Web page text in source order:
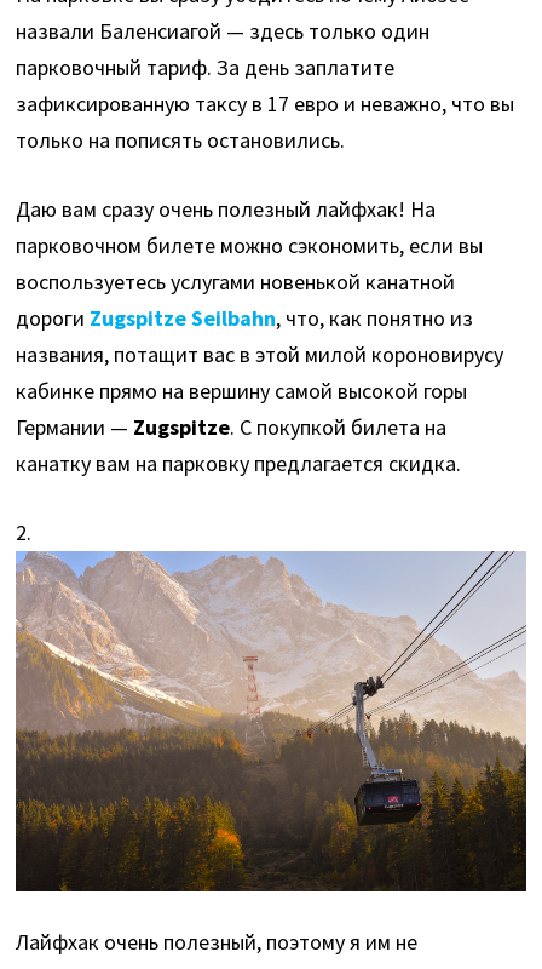
назвали Баленсиагой — здесь только один
парковочный тариф. За день заплатите
зафиксированную таксу в 17 евро и неважно, что вы
только на пописять остановились.
Даю вам сразу очень полезный лайфхак! На
парковочном билете можно сэкономить, если вы
воспользуетесь услугами новенькой канатной
дороги Zugspitze Seilbahn, что, как понятно из
названия, потащит вас в этой милой короновирусу
кабинке прямо на вершину самой высокой горы
Германии — Zugspitze. С покупкой билета на
канатку вам на парковку предлагается скидка.
2.
Лайфхак очень полезный, поэтому я им не